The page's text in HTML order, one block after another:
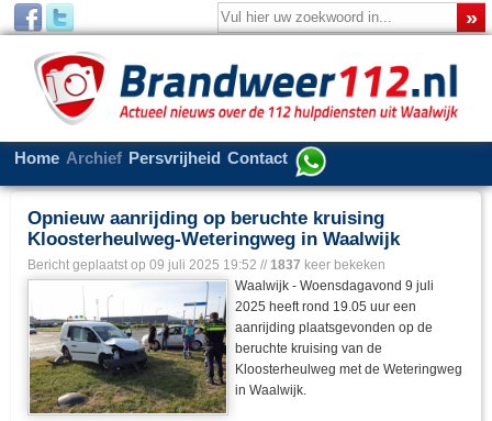
Home Archief Persvrijheid Contact
Opnieuw aanrijding op beruchte kruising
Kloosterheulweg-Weteringweg in Waalwijk
Bericht geplaatst op 09 juli 2025 19:52 // 1837 keer bekeken
Waalwijk - Woensdagavond 9 juli
2025 heeft rond 19.05 uur een
aanrijding plaatsgevonden op de
beruchte kruising van de
Kloosterheulweg met de Weteringweg
in Waalwijk.